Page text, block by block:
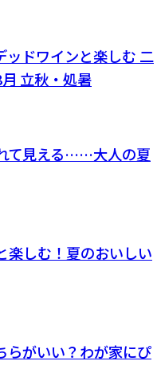
ッドワインと楽しむ 二
立秋・処暑
て見える……大人の夏
楽しむ！夏のおいしい
らがいい？わが家にぴ